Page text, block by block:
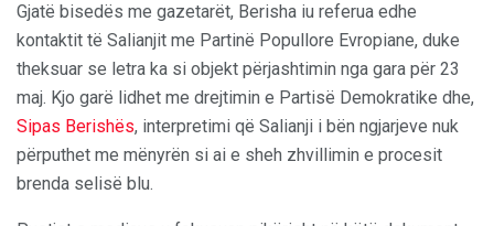
Gjatë bisedës me gazetarët, Berisha iu referua edhe
kontaktit të Salianjit me Partinë Popullore Evropiane, duke
theksuar se letra ka si objekt përjashtimin nga gara për 23
maj. Kjo garë lidhet me drejtimin e Partisë Demokratike dhe,
Sipas Berishës, interpretimi që Salianji i bën ngjarjeve nuk
përputhet me mënyrën si ai e sheh zhvillimin e procesit
brenda selisë blu.